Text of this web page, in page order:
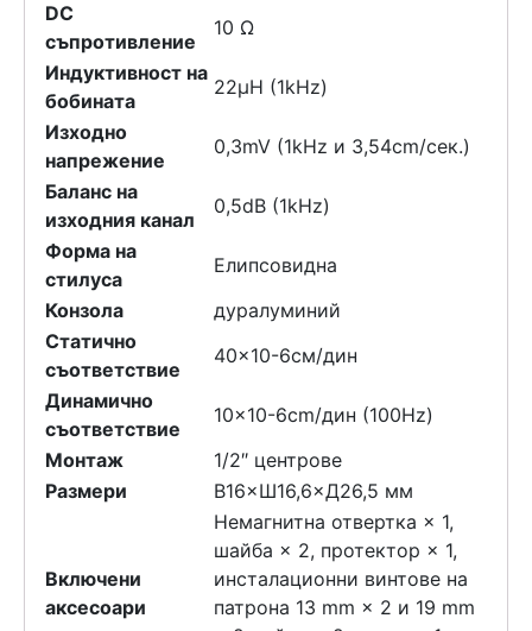
DC
съпротивление
10 Ω
Индуктивност на
бобината
22µH (1kHz)
Изходно
напрежение
0,3mV (1kHz и 3,54cm/сек.)
Баланс на
изходния канал
0,5dB (1kHz)
Форма на
стилуса
Елипсовидна
Конзола
дуралуминий
Статично
съответствие
40×10-6см/дин
Динамично
съответствие
10×10-6cm/дин (100Hz)
Монтаж
1/2″ центрове
Размери
В16×Ш16,6×Д26,5 мм
Включени
аксесоари
Немагнитна отвертка × 1,
шайба × 2, протектор × 1,
инсталационни винтове на
патрона 13 mm × 2 и 19 mm